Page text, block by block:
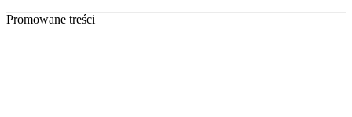
Promowane treści